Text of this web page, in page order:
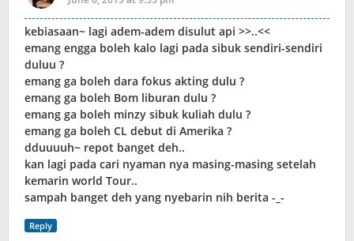
kebiasaan~ lagi adem-adem disulut api >>..<<
emang engga boleh kalo lagi pada sibuk sendiri-sendiri
duluu ?
emang ga boleh dara fokus akting dulu ?
emang ga boleh Bom liburan dulu ?
emang ga boleh minzy sibuk kuliah dulu ?
emang ga boleh CL debut di Amerika ?
dduuuuh~ repot banget deh..
kan lagi pada cari nyaman nya masing-masing setelah
kemarin world Tour..
sampah banget deh yang nyebarin nih berita -_-
Reply